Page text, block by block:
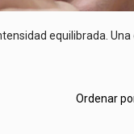
equilibrada.
Ordenar